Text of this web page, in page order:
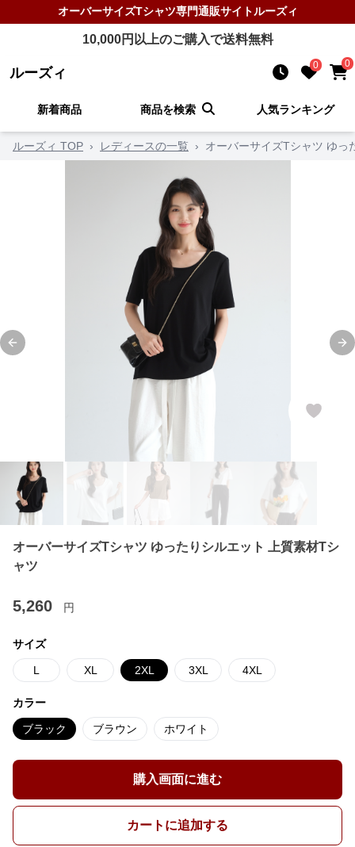
オーバーサイズTシャツ専門通販サイトルーズィ
10,000円以上のご購入で送料無料
ルーズィ 0 0
新着商品 商品を検索 人気ランキング
ルーズィ TOP › レディースの一覧 › オーバーサイズTシャツ ゆっ
Previous slide
オーバーサイズTシャツ ゆったりシルエット 上質素材Tシ
ャツ
5,260 円
サイズ
L XL 2XL 3XL 4XL
カラー
ブラック ブラウン ホワイト
購入画面に進む
カートに追加する